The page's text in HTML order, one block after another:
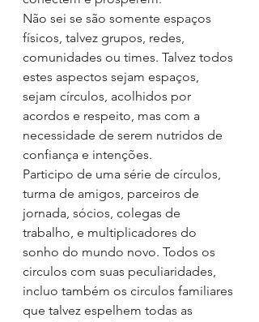
Não sei se são somente espaços
físicos, talvez grupos, redes,
comunidades ou times. Talvez todos
estes aspectos sejam espaços,
sejam círculos, acolhidos por
acordos e respeito, mas com a
necessidade de serem nutridos de
confiança e intenções.
Participo de uma série de círculos,
turma de amigos, parceiros de
jornada, sócios, colegas de
trabalho, e multiplicadores do
sonho do mundo novo. Todos os
circulos com suas peculiaridades,
incluo também os circulos familiares
que talvez espelhem todas as